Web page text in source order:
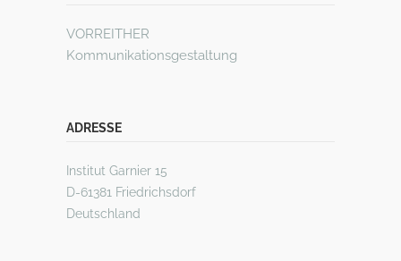
VORREITHER
Kommunikationsgestaltung
ADRESSE
Institut Garnier 15
D-61381 Friedrichsdorf
Deutschland